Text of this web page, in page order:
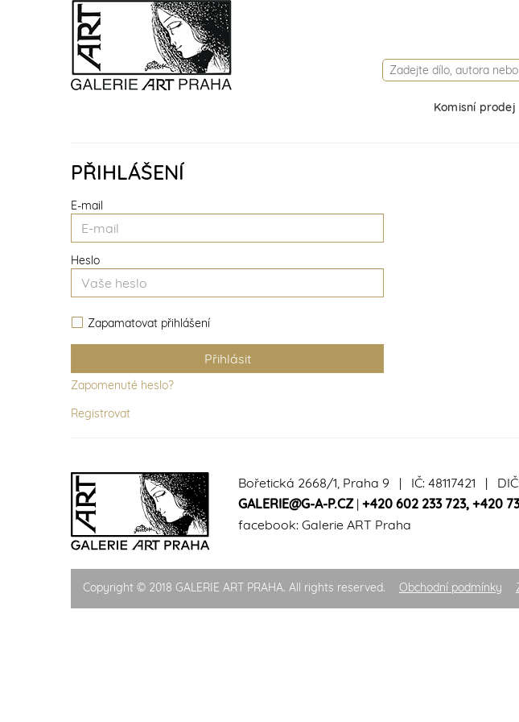
Komisní prodej
PŘIHLÁŠENÍ
E-mail
Heslo
Zapamatovat přihlášení
Zapomenuté heslo?
Registrovat
Bořetická 2668/1, Praha 9 | IČ: 48117421 | DIČ:
GALERIE@G-A-P.CZ| +420 602 233 723, +420
facebook: Galerie ART Praha
Copyright © 2018 GALERIE ART PRAHA. All rights reserved. Obchodní podmínky